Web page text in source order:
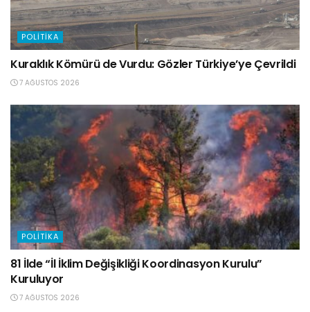
POLITIKA
Kuraklık Kömürü de Vurdu: Gözler Türkiye’ye Çevrildi
7 AĞUSTOS 2026
POLITIKA
81 İlde “İl İklim Değişikliği Koordinasyon Kurulu”
Kuruluyor
7 AĞUSTOS 2026